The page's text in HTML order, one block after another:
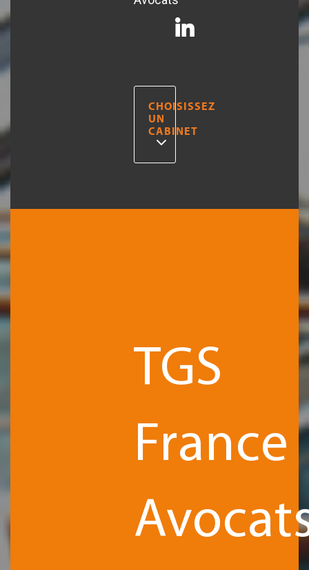
CHOISISSEZ
UN
CABINET
TGS
France